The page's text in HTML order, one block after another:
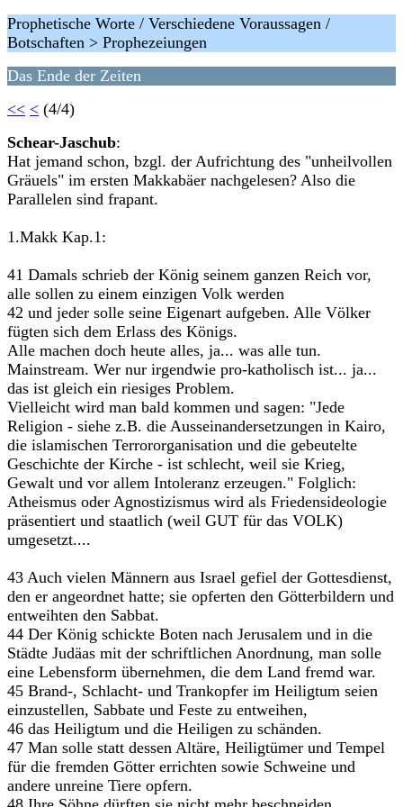
Prophetische Worte / Verschiedene Voraussagen /
Botschaften > Prophezeiungen
Das Ende der Zeiten
<< < (4/4)
Schear-Jaschub:
Hat jemand schon, bzgl. der Aufrichtung des "unheilvollen
Gräuels" im ersten Makkabäer nachgelesen? Also die
Parallelen sind frapant.
1.Makk Kap.1:
41 Damals schrieb der König seinem ganzen Reich vor,
alle sollen zu einem einzigen Volk werden
42 und jeder solle seine Eigenart aufgeben. Alle Völker
fügten sich dem Erlass des Königs.
Alle machen doch heute alles, ja... was alle tun.
Mainstream. Wer nur irgendwie pro-katholisch ist... ja...
das ist gleich ein riesiges Problem.
Vielleicht wird man bald kommen und sagen: "Jede
Religion - siehe z.B. die Ausseinandersetzungen in Kairo,
die islamischen Terrororganisation und die gebeutelte
Geschichte der Kirche - ist schlecht, weil sie Krieg,
Gewalt und vor allem Intoleranz erzeugen." Folglich:
Atheismus oder Agnostizismus wird als Friedensideologie
präsentiert und staatlich (weil GUT für das VOLK)
umgesetzt....
43 Auch vielen Männern aus Israel gefiel der Gottesdienst,
den er angeordnet hatte; sie opferten den Götterbildern und
entweihten den Sabbat.
44 Der König schickte Boten nach Jerusalem und in die
Städte Judäas mit der schriftlichen Anordnung, man solle
eine Lebensform übernehmen, die dem Land fremd war.
45 Brand-, Schlacht- und Trankopfer im Heiligtum seien
einzustellen, Sabbate und Feste zu entweihen,
46 das Heiligtum und die Heiligen zu schänden.
47 Man solle statt dessen Altäre, Heiligtümer und Tempel
für die fremden Götter errichten sowie Schweine und
andere unreine Tiere opfern.